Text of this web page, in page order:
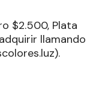
$2.500, Plata
llamando